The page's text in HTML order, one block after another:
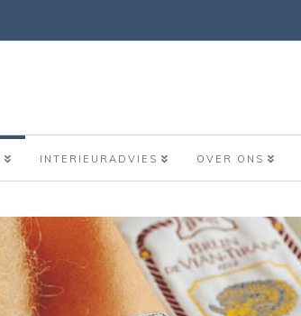
INTERIEURADVIES OVER ONS